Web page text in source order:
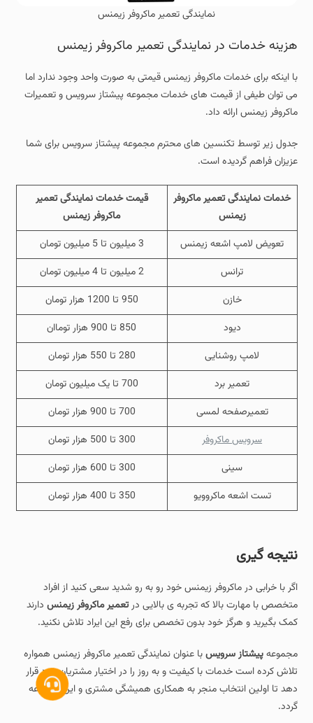
نمایندگی تعمیر ماکروفر زیمنس
هزینه خدمات در نمایندگی تعمیر ماکروفر زیمنس
با اینکه برای خدمات ماکروفر زیمنس قیمتی به صورت واحد وجود ندارد اما
می توان طیفی از قیمت های خدمات مجموعه پیشتاز سرویس و تعمیرات
ماکروفر زیمنس ارائه داد.
جدول زیر توسط تکنسین های محترم مجموعه پیشتاز سرویس برای شما
عزیزان فراهم گردیده است.
خدمات نمایندگی تعمیر ماکروفر
زیمنس
قیمت خدمات نمایندگی تعمیر
ماکروفر زیمنس
تعویض لامپ اشعه زیمنس
3 میلیون تا 5 میلیون تومان
ترانس
2 میلیون تا 4 میلیون تومان
خازن
950 تا 1200 هزار تومان
دیود
850 تا 900 هزار توماان
لامپ روشنایی
280 تا 550 هزار تومان
تعمیر برد
700 تا یک میلیون تومان
تعمیرصفحه لمسی
700 تا 900 هزار تومان
سرویس ماکروفر
300 تا 500 هزار تومان
سینی
300 تا 600 هزار تومان
تست اشعه ماکروویو
350 تا 400 هزار تومان
نتیجه گیری
اگر با خرابی در ماکروفر زیمنس خود رو به رو شدید سعی کنید از افراد
متخصص با مهارت بالا که تجربه ی بالایی درتعمیر ماکروفر زیمنس دارند
کمک بگیرید و هرگز خود بدون تخصص برای رفع این ایراد تلاش نکنید.
مجموعهپیشتاز سرویسبا عنوان نمایندگی تعمیر ماکروفر زیمنس همواره
تلاش کرده است خدمات با کیفیت و به روز را در اختیار مشتریان خود قرار
دهد تا اولین انتخاب منجر به همکاری همیشگی مشتری و این مجموعه
گردد.